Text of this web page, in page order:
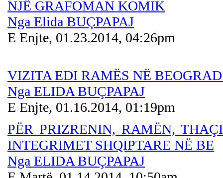
NJË GRAFOMAN KOMIK
Nga Elida BUÇPAPAJ
E Enjte, 01.23.2014, 04:26pm
VIZITA EDI RAMËS NË
Nga ELIDA BUÇPAPAJ
E Enjte, 01.16.2014, 01:19pm
PËR PRIZRENIN, RAMËN,
INTEGRIMET SHQIPTARE NË BE
Nga ELIDA BUÇPAPAJ